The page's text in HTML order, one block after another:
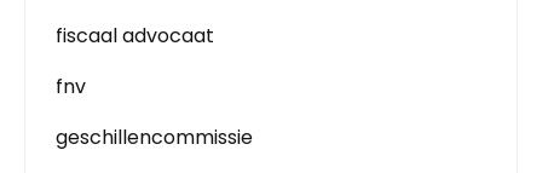
fiscaal advocaat
fnv
geschillencommissie